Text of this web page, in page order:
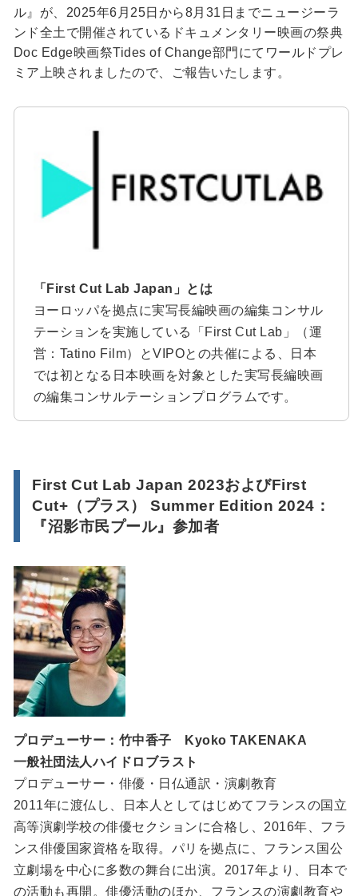
ル』が、2025年6月25日から8月31日までニュージーラ
ンド全土で開催されているドキュメンタリー映画の祭典
Doc Edge映画祭Tides of Change部門にてワールドプレ
ミア上映されましたので、ご報告いたします。
「First Cut Lab Japan」とは
ヨーロッパを拠点に実写長編映画の編集コンサル
テーションを実施している「First Cut Lab」（運
営：Tatino Film）とVIPOとの共催による、日本
では初となる日本映画を対象とした実写長編映画
の編集コンサルテーションプログラムです。
First Cut Lab Japan 2023およびFirst
Cut+（プラス） Summer Edition 2024：
『沼影市民プール』参加者
プロデューサー：竹中香子 Kyoko TAKENAKA
一般社団法人ハイドロブラスト
プロデューサー・俳優・日仏通訳・演劇教育
2011年に渡仏し、日本人としてはじめてフランスの国立
高等演劇学校の俳優セクションに合格し、2016年、フラ
ンス俳優国家資格を取得。パリを拠点に、フランス国公
立劇場を中心に多数の舞台に出演。2017年より、日本で
の活動も再開。俳優活動のほか、フランスの演劇教育や